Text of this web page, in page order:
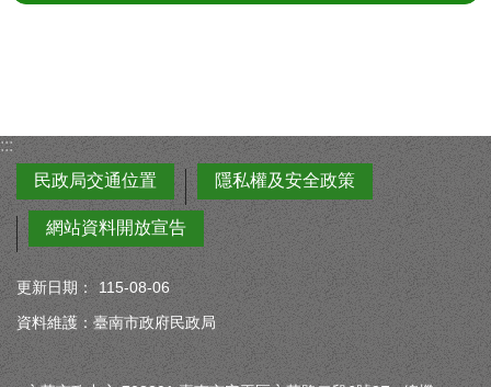
:::
民政局交通位置
隱私權及安全政策
網站資料開放宣告
更新日期：
115-08-06
資料維護：臺南市政府民政局